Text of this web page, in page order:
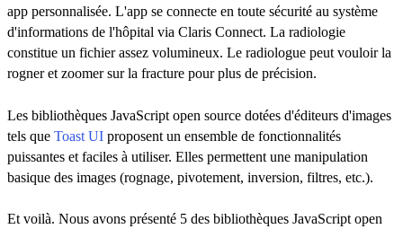
app personnalisée. L'app se connecte en toute sécurité au système
d'informations de l'hôpital via Claris Connect. La radiologie
constitue un fichier assez volumineux. Le radiologue peut vouloir la
rogner et zoomer sur la fracture pour plus de précision.
Les bibliothèques JavaScript open source dotées d'éditeurs d'images
tels que Toast UI proposent un ensemble de fonctionnalités
puissantes et faciles à utiliser. Elles permettent une manipulation
basique des images (rognage, pivotement, inversion, filtres, etc.).
Et voilà. Nous avons présenté 5 des bibliothèques JavaScript open